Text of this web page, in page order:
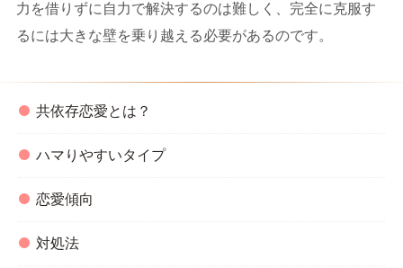
力を借りずに自力で解決するのは難しく、完全に克服す
るには大きな壁を乗り越える必要があるのです。
共依存恋愛とは？
ハマりやすいタイプ
恋愛傾向
対処法